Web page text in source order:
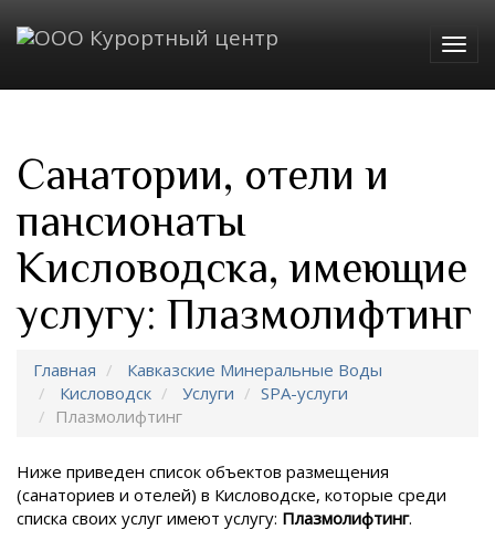
Санатории, отели и
пансионаты
Кисловодска, имеющие
услугу: Плазмолифтинг
Главная
Кавказские Минеральные Воды
Кисловодск
Услуги
SPA-услуги
Плазмолифтинг
Ниже приведен список объектов размещения
(санаториев и отелей) в Кисловодске, которые среди
списка своих услуг имеют услугу: Плазмолифтинг.